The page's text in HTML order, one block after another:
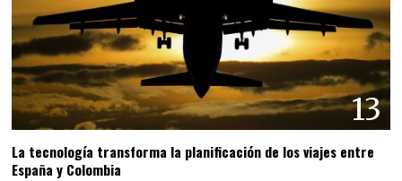
13
La tecnología transforma la planificación de los viajes entre
España y Colombia